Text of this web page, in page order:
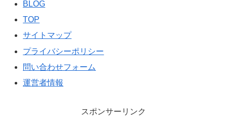
BLOG
TOP
サイトマップ
プライバシーポリシー
問い合わせフォーム
運営者情報
スポンサーリンク